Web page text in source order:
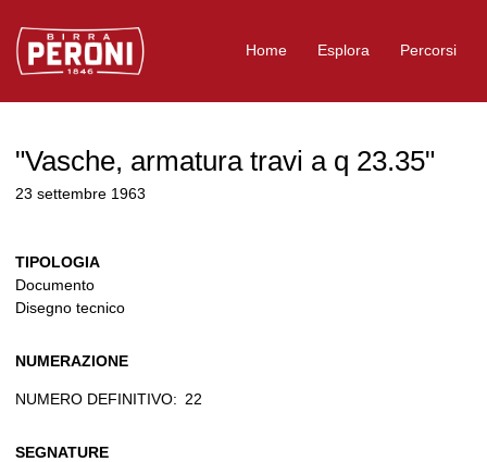
Logo Birra Peroni
Home Esplora Percorsi
"Vasche, armatura travi a q 23.35"
23 settembre 1963
TIPOLOGIA
Documento
Disegno tecnico
NUMERAZIONE
NUMERO DEFINITIVO: 22
SEGNATURE